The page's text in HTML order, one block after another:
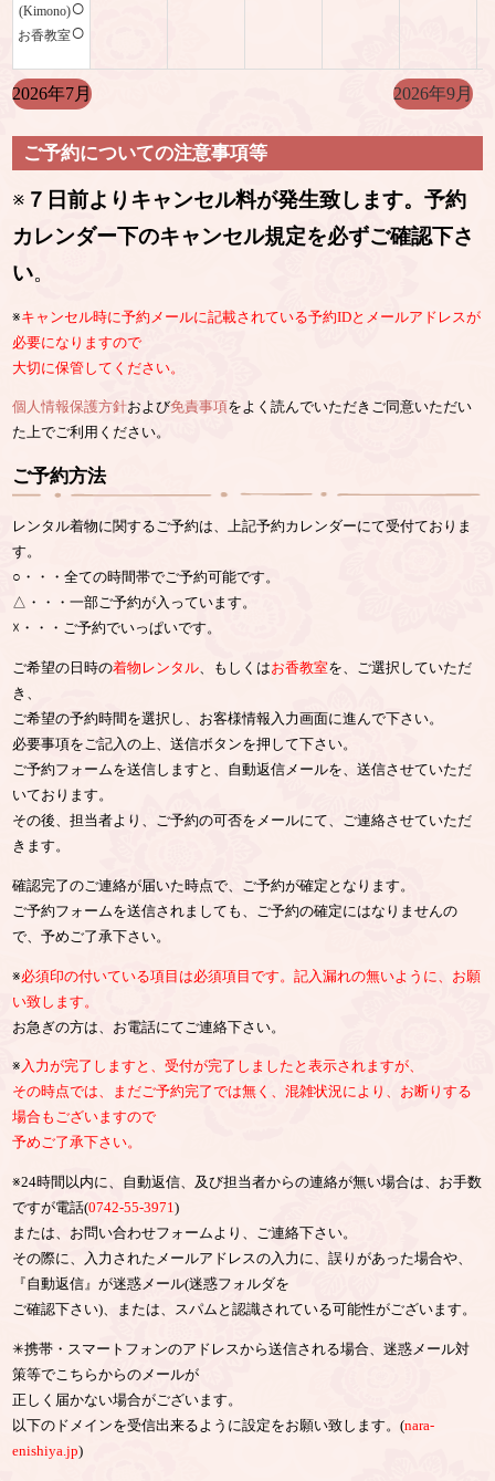
(Kimono)○
お香教室○
2026年7月 2026年9月
ご予約についての注意事項等
※ ７日前よりキャンセル料が発生致します。予約
カレンダー下のキャンセル規定を必ずご確認下さ
い。
※キャンセル時に予約メールに記載されている予約IDとメールアドレスが
必要になりますので
大切に保管してください。
個人情報保護方針および免責事項をよく読んでいただきご同意いただい
た上でご利用ください。
ご予約方法
レンタル着物に関するご予約は、上記予約カレンダーにて受付ておりま
す。
○・・・全ての時間帯でご予約可能です。
△・・・一部ご予約が入っています。
☓・・・ご予約でいっぱいです。
ご希望の日時の着物レンタル、もしくはお香教室を、ご選択していただ
き、
ご希望の予約時間を選択し、お客様情報入力画面に進んで下さい。
必要事項をご記入の上、送信ボタンを押して下さい。
ご予約フォームを送信しますと、自動返信メールを、送信させていただ
いております。
その後、担当者より、ご予約の可否をメールにて、ご連絡させていただ
きます。
確認完了のご連絡が届いた時点で、ご予約が確定となります。
ご予約フォームを送信されましても、ご予約の確定にはなりませんの
で、予めご了承下さい。
※必須印の付いている項目は必須項目です。記入漏れの無いように、お願
い致します。
お急ぎの方は、お電話にてご連絡下さい。
※ 入力が完了しますと、受付が完了しましたと表示されますが、
その時点では、まだご予約完了では無く、混雑状況により、お断りする
場合もございますので
予めご了承下さい。
※24時間以内に、自動返信、及び担当者からの連絡が無い場合は、お手数
ですが電話(0742-55-3971)
または、お問い合わせフォームより、ご連絡下さい。
その際に、入力されたメールアドレスの入力に、誤りがあった場合や、
『自動返信』が迷惑メール(迷惑フォルダを
ご確認下さい)、または、スパムと認識されている可能性がございます。
✳︎携帯・スマートフォンのアドレスから送信される場合、迷惑メール対
策等でこちらからのメールが
正しく届かない場合がございます。
以下のドメインを受信出来るように設定をお願い致します。(nara-
enishiya.jp)